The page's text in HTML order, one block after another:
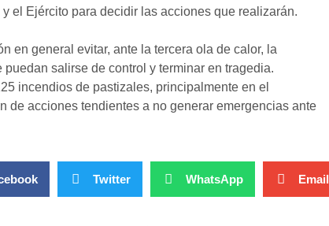
el Ejército para decidir las acciones que realizarán.
en general evitar, ante la tercera ola de calor, la
salirse de control y terminar en tragedia.
incendios de pastizales, principalmente en el
de acciones tendientes a no generar emergencias ante
Twitter WhatsApp Email